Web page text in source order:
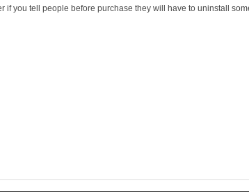
if you tell people before purchase they will have to uninstall